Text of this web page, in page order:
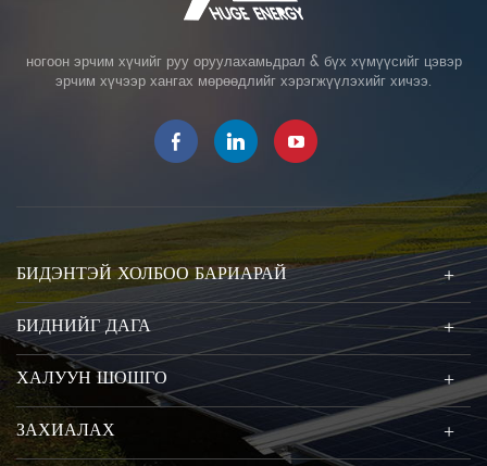
ногоон эрчим хүчийг руу оруулахамьдрал & бүх хүмүүсийг цэвэр
эрчим хүчээр хангах мөрөөдлийг хэрэгжүүлэхийг хичээ.
БИДЭНТЭЙ ХОЛБОО БАРИАРАЙ
БИДНИЙГ ДАГА
ХАЛУУН ШОШГО
ЗАХИАЛАХ